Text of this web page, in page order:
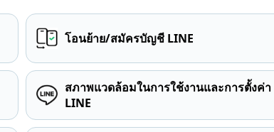
โอนย้าย/สมัครบัญชี LINE
สภาพแวดล้อมในการใช้งานและการตั้งค่า
LINE